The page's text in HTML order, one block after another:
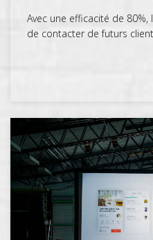
Avec une efficacité de
de contacter de futurs